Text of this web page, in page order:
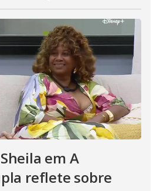
em A
reflete sobre